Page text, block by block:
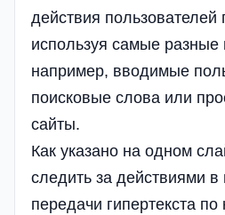
действия пользователей
используя самые разные
например, вводимые
поисковые слова или
сайты.
Как указано на одном
следить за действиями в
передачи гипертекста